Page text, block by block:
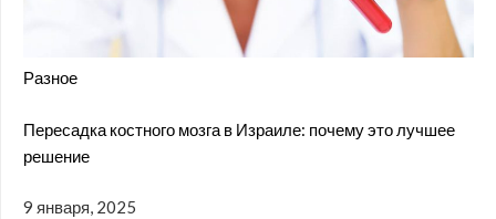
Разное
Пересадка костного мозга в Израиле: почему это лучшее
решение
9 января, 2025